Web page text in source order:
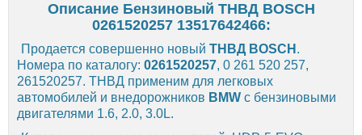
Описание Бензиновый ТНВД BOSCH
0261520257 13517642466:
Продается совершенно новый ТНВД BOSCH .
Номера по каталогу: 0261520257, 0 261 520 257,
261520257. ТНВД применим для легковых
автомобилей и внедорожников BMW с бензиновыми
двигателями 1.6, 2.0, 3.0L.